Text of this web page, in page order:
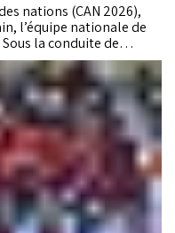
nations (CAN 2026),
l’équipe nationale de
la conduite de
à vivre une
une série de huit
issus de trois
débutera au Complexe
une double
doit permettre
à des styles de jeu
continental dans les